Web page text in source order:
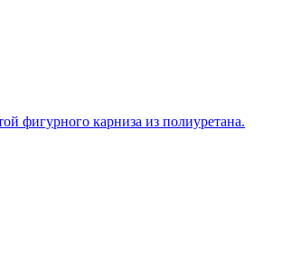
фигурного карниза из полиуретана.